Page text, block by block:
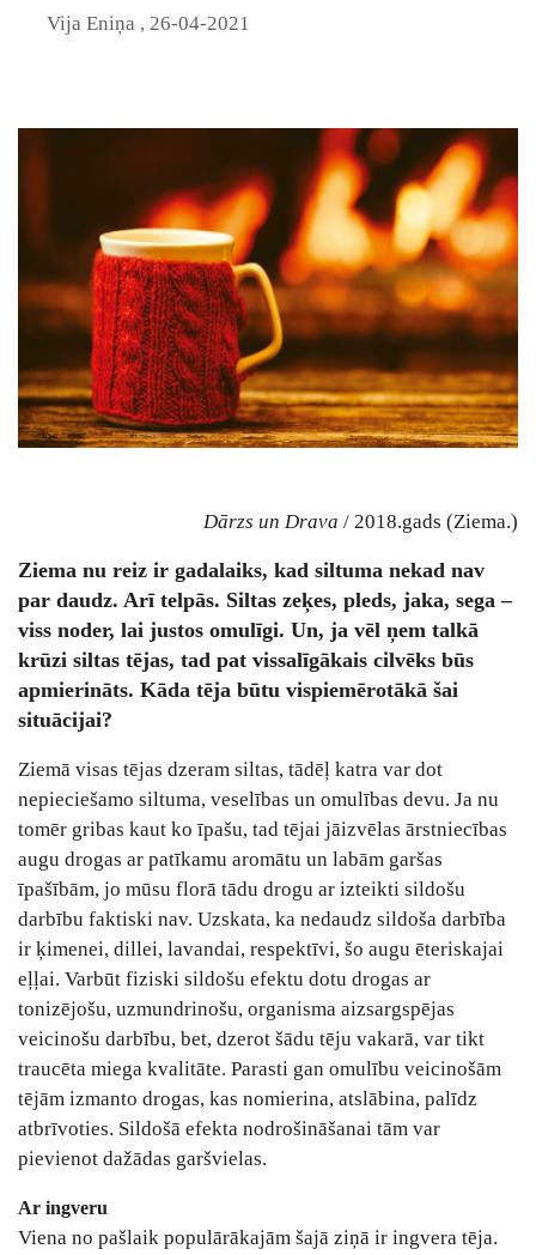
Vija Eniņa , 26-04-2021
Dārzs un Drava / 2018.gads (Ziema.)
Ziema nu reiz ir gadalaiks, kad siltuma nekad nav
par daudz. Arī telpās. Siltas zeķes, pleds, jaka, sega –
viss noder, lai justos omulīgi. Un, ja vēl ņem talkā
krūzi siltas tējas, tad pat vissalīgākais cilvēks būs
apmierināts. Kāda tēja būtu vispiemērotākā šai
situācijai?
Ziemā visas tējas dzeram siltas, tādēļ katra var dot
nepieciešamo siltuma, veselības un omulības devu. Ja nu
tomēr gribas kaut ko īpašu, tad tējai jāizvēlas ārstniecības
augu drogas ar patīkamu aromātu un labām garšas
īpašībām, jo mūsu florā tādu drogu ar izteikti sildošu
darbību faktiski nav. Uzskata, ka nedaudz sildoša darbība
ir ķimenei, dillei, lavandai, respektīvi, šo augu ēteriskajai
eļļai. Varbūt fiziski sildošu efektu dotu drogas ar
tonizējošu, uzmundrinošu, organisma aizsargspējas
veicinošu darbību, bet, dzerot šādu tēju vakarā, var tikt
traucēta miega kvalitāte. Parasti gan omulību veicinošām
tējām izmanto drogas, kas nomierina, atslābina, palīdz
atbrīvoties. Sildošā efekta nodrošināšanai tām var
pievienot dažādas garšvielas.
Ar ingveru
Viena no pašlaik populārākajām šajā ziņā ir ingvera tēja.